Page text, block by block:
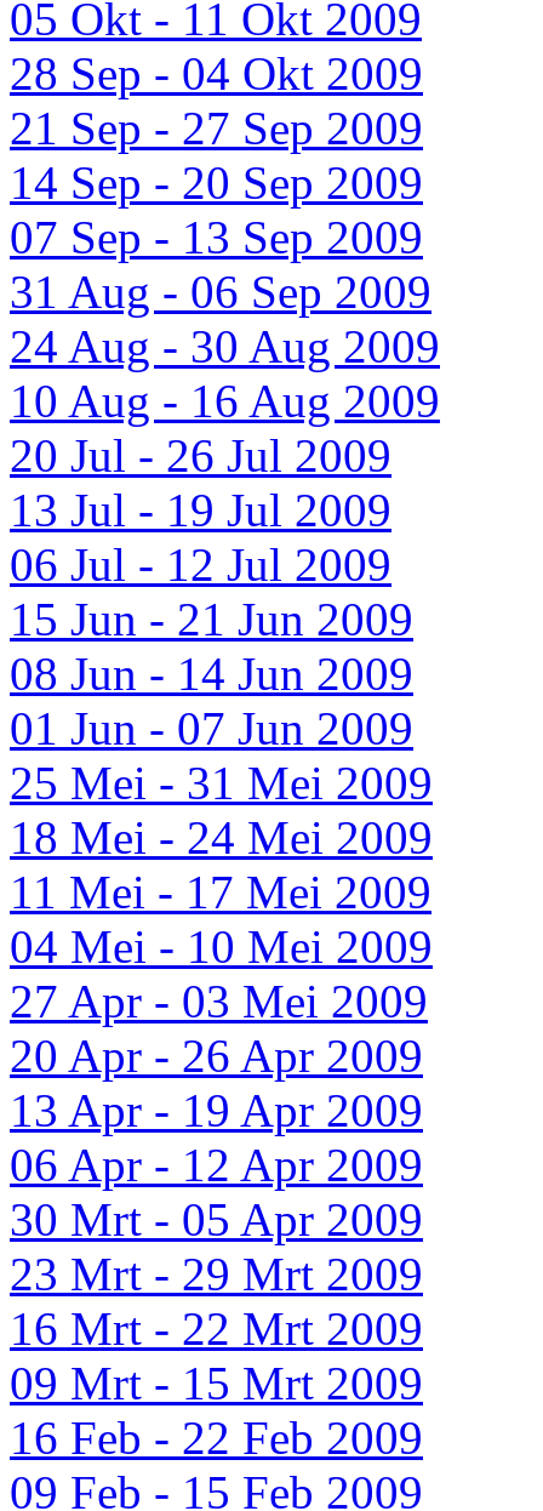
05 Okt - 11 Okt 2009
28 Sep - 04 Okt 2009
21 Sep - 27 Sep 2009
14 Sep - 20 Sep 2009
07 Sep - 13 Sep 2009
31 Aug - 06 Sep 2009
24 Aug - 30 Aug 2009
10 Aug - 16 Aug 2009
20 Jul - 26 Jul 2009
13 Jul - 19 Jul 2009
06 Jul - 12 Jul 2009
15 Jun - 21 Jun 2009
08 Jun - 14 Jun 2009
01 Jun - 07 Jun 2009
25 Mei - 31 Mei 2009
18 Mei - 24 Mei 2009
11 Mei - 17 Mei 2009
04 Mei - 10 Mei 2009
27 Apr - 03 Mei 2009
20 Apr - 26 Apr 2009
13 Apr - 19 Apr 2009
06 Apr - 12 Apr 2009
30 Mrt - 05 Apr 2009
23 Mrt - 29 Mrt 2009
16 Mrt - 22 Mrt 2009
09 Mrt - 15 Mrt 2009
16 Feb - 22 Feb 2009
09 Feb - 15 Feb 2009